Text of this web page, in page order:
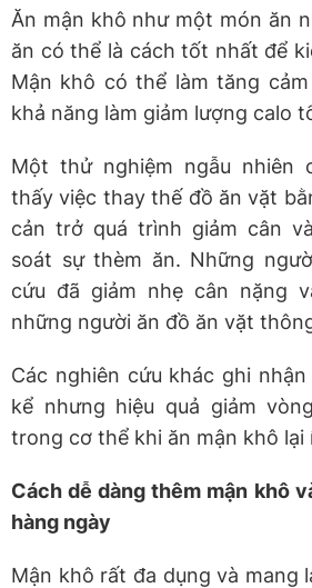
Ăn mận khô như một món ăn
ăn có thể là cách tốt nhất để
Mận khô có thể làm tăng
khả năng làm giảm lượng calo
Một thử nghiệm ngẫu nhiên
thấy việc thay thế đồ ăn vặt
cản trở quá trình giảm cân
soát sự thèm ăn. Những
cứu đã giảm nhẹ cân nặng
những người ăn đồ ăn vặt
Các nghiên cứu khác ghi
kể nhưng hiệu quả giảm
trong cơ thể khi ăn mận khô lại
Cách dễ dàng thêm mận khô
hàng ngày
Mận khô rất đa dụng và mang